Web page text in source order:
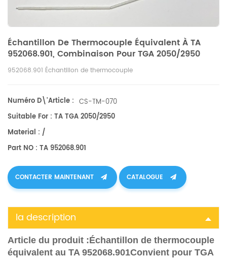
Échantillon De Thermocouple Équivalent À TA
952068.901, Combinaison Pour TGA 2050/2950
952068.901 Échantillon de thermocouple
Numéro D\'article : CS-TM-070
Suitable For : TA TGA 2050/2950
Material : /
Part NO : TA 952068.901
CONTACTER MAINTENANT CATALOGUE
la description
Article du produit :Échantillon de thermocouple
équivalent au TA 952068.901Convient pour TGA